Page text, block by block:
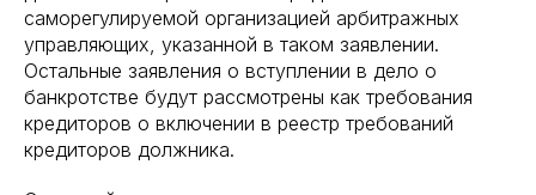
саморегулируемой организацией арбитражных
управляющих, указанной в таком заявлении.
Остальные заявления о вступлении в дело о
банкротстве будут рассмотрены как требования
кредиторов о включении в реестр требований
кредиторов должника.